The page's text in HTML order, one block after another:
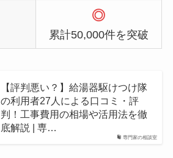
◎
累計50,000件を突破
専門家の相談室
【評判悪い？】給湯器駆けつけ隊
の利用者27人による口コミ・評
判！工事費用の相場や活用法を徹
底解説 | 専…